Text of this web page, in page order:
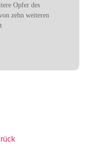
Opfer des
zehn weiteren